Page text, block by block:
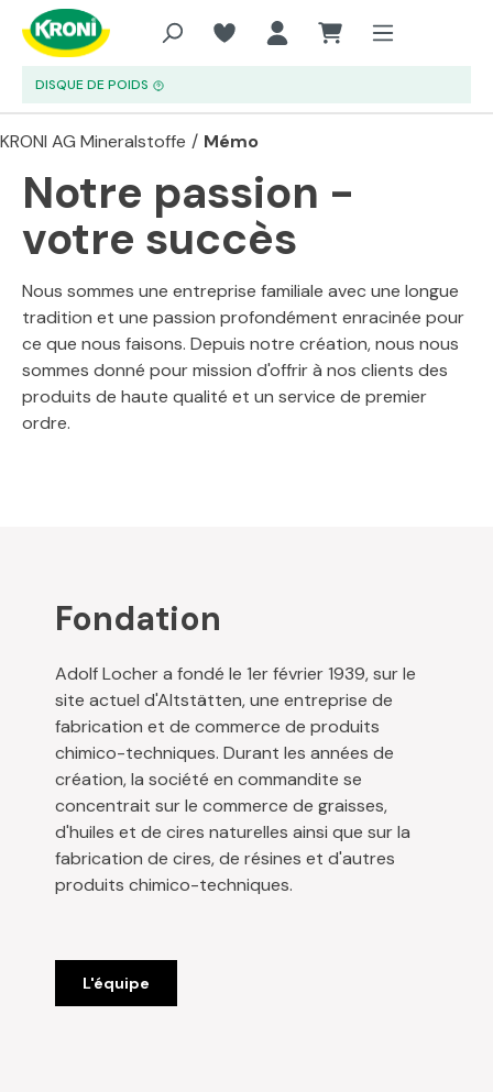
Aller au contenu principal
DISQUE DE POIDS
KRONI AG Mineralstoffe / Mémo
Notre passion -
votre succès
Nous sommes une entreprise familiale avec une longue
tradition et une passion profondément enracinée pour
ce que nous faisons. Depuis notre création, nous nous
sommes donné pour mission d'offrir à nos clients des
produits de haute qualité et un service de premier
ordre.
Fondation
Adolf Locher a fondé le 1er février 1939, sur le
site actuel d'Altstätten, une entreprise de
fabrication et de commerce de produits
chimico-techniques. Durant les années de
création, la société en commandite se
concentrait sur le commerce de graisses,
d'huiles et de cires naturelles ainsi que sur la
fabrication de cires, de résines et d'autres
produits chimico-techniques.
L'équipe